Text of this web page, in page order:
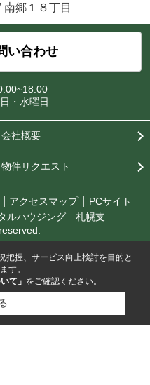
南郷１８丁目
い合わせ
・水曜日
会社概要
物件リクエスト
アクセスマップ
PCサイト
ルハウジング 札幌支
把握、サービス向上検討を目的と
す。
て」 をご確認ください。